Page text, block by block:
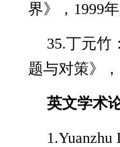
界》，1999
35.丁元竹
题与对策》
英文学术
1.Yuanzhu